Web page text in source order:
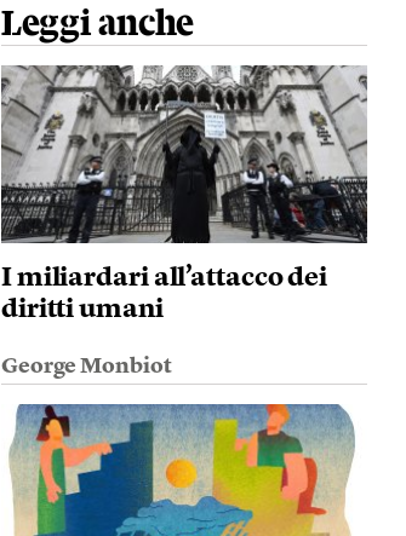
Leggi anche
I miliardari all’attacco dei
diritti umani
George Monbiot